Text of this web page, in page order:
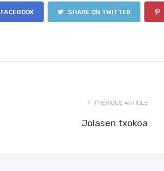
SHARE ON TWITTER
PREVIOUS ARTICLE
Jolasen txokoa